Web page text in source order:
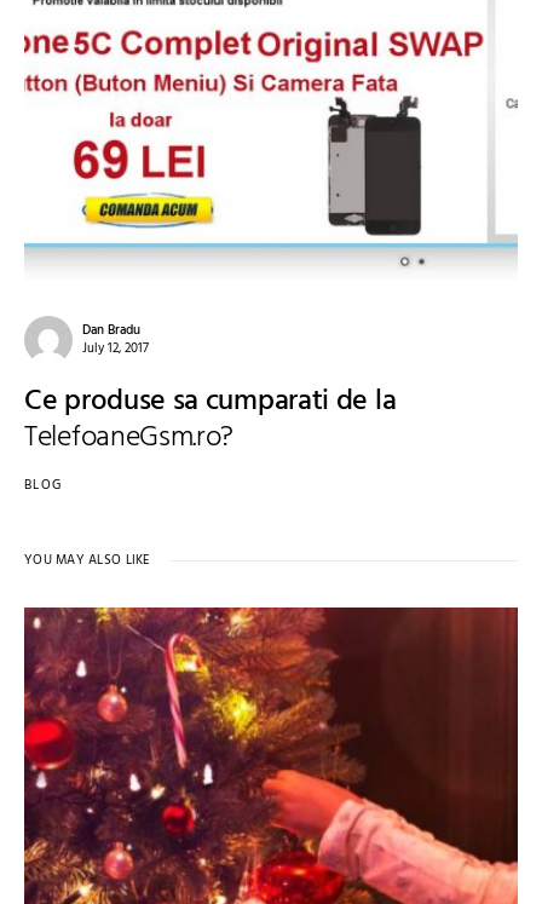
Dan Bradu
July 12, 2017
Ce produse sa cumparati de la
TelefoaneGsm.ro?
BLOG
YOU MAY ALSO LIKE